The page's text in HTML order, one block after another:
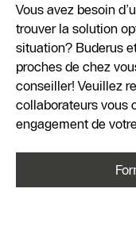
Vous avez besoin
trouver la solution
situation? Buderus
proches de chez
conseiller! Veuillez
collaborateurs vous
engagement de